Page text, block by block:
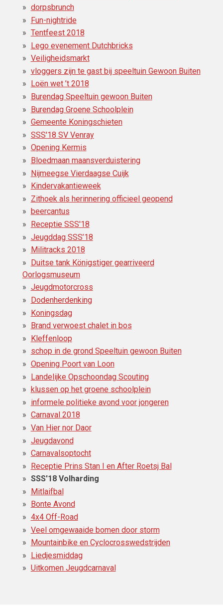
dorpsbrunch
Fun-nightride
Tentfeest 2018
Lego evenement Dutchbricks
Veiligheidsmarkt
vloggers zijn te gast bij speeltuin Gewoon Buiten
Loën wet ’t 2018
Burendag Speeltuin gewoon Buiten
Burendag Groene Schoolplein
Gemeente Koningschieten
SSS'18 SV Venray
Opening Kermis
Bloedmaan maansverduistering
Nijmeegse Vierdaagse Cuijk
Kindervakantieweek
Zithoek als herinnering officieel geopend
beercantus
Receptie SSS'18
Jeugddag SSS’18
Militracks 2018
Duitse tank Königstiger gearriveerd
Oorlogsmuseum
Jeugdmotorcross
Dodenherdenking
Koningsdag
Brand verwoest chalet in bos
Kleffenloop
schop in de grond Speeltuin gewoon Buiten
Opening Poort van Loon
Landelijke Opschoondag Scouting
klussen op het groene schoolplein
informele politieke avond voor jongeren
Carnaval 2018
Van Hier nor Daor
Jeugdavond
Carnavalsoptocht
Receptie Prins Stan I en After Roetsj Bal
SSS'18 Volharding
Mitlaifbal
Bonte Avond
4x4 Off-Road
Veel omgewaaide bomen door storm
Mountainbike en Cyclocrosswedstrijden
Liedjesmiddag
Uitkomen Jeugdcarnaval